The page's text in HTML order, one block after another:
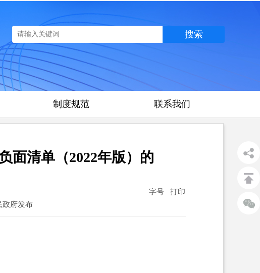
制度规范 联系我们
面清单（2022年版）的
政府发布
字号 打印